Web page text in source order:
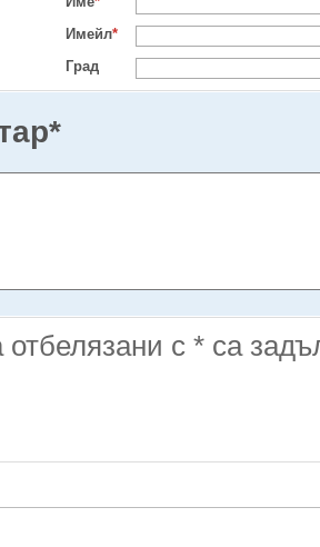
Имейл*
Град
*
отбелязани с * са